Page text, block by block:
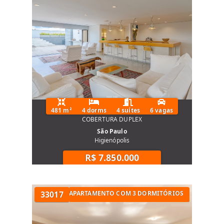
481 m² 4 dorms 4 suítes
6 vagas
COBERTURA DUPLEX
São Paulo
Higienópolis
R$ 7.850.000
33017
NA ZONA OESTE APARTAMENTO COM 3 DORMITÓRIOS